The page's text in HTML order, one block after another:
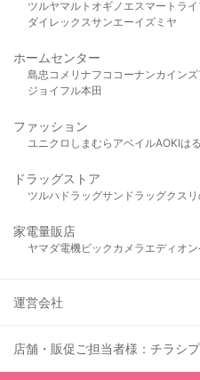
ツルヤマルト オギノ エスマート ライ
ダイレックスサンエーイズミヤ
ホームセンター
島忠 コメリ ナフコ コーナンカインズ
ジョイフル本田
ファッション
ユニクロ しまむら アベイルAOKIは
ドラッグストア
ツルハドラッグサンドラッグクス
家電量販店
ヤマダ電機ビックカメラ エディオン
運営会社
店舗・販促ご担当者様：チラシ